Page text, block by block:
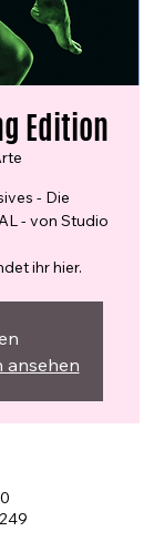
Edition
- Die
- von Studio
ihr hier.
ansehen